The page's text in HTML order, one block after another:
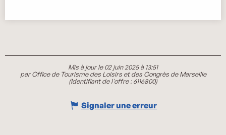
Mis à jour le 02 juin 2025 à 13:51
par Office de Tourisme des Loisirs et des Congrès de Marseille
(Identifiant de l'offre :6116800)
Signaler une erreur